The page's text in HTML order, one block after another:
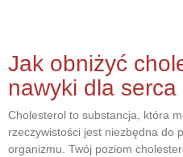
Jak obniżyć
nawyki dla serca
Cholesterol to substancja, która
rzeczywistości jest niezbędna do
organizmu. Twój poziom